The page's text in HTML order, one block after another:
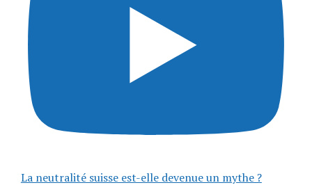
La neutralité suisse est-elle devenue un mythe ?